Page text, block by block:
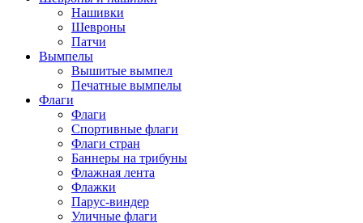
Нашивки
Шевроны
Патчи
Вымпелы
Вышитые вымпел
Печатные вымпелы
Флаги
Флаги
Спортивные флаги
Флаги стран
Баннеры на трибуны
Флажная лента
Флажки
Парус-виндер
Уличные флаги